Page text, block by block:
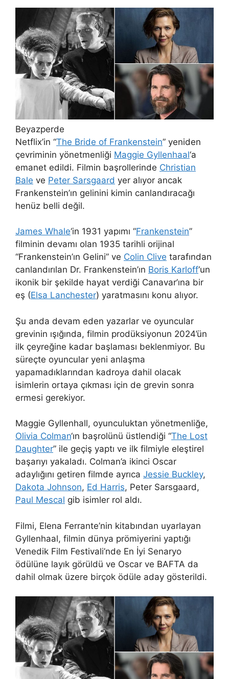
Beyazperde
Netflix’in “The Bride of Frankenstein” yeniden
çevriminin yönetmenliği Maggie Gyllenhaal‘a
emanet edildi. Filmin başrollerinde Christian
Bale ve Peter Sarsgaard yer alıyor ancak
Frankenstein’ın gelinini kimin canlandıracağı
henüz belli değil.
James Whale‘in 1931 yapımı “Frankenstein”
filminin devamı olan 1935 tarihli orijinal
“Frankenstein’ın Gelini” ve Colin Clive tarafından
canlandırılan Dr. Frankenstein’ın Boris Karloff‘un
ikonik bir şekilde hayat verdiği Canavar’ına bir
eş (Elsa Lanchester) yaratmasını konu alıyor.
Şu anda devam eden yazarlar ve oyuncular
grevinin ışığında, filmin prodüksiyonun 2024’ün
ilk çeyreğine kadar başlaması beklenmiyor. Bu
süreçte oyuncular yeni anlaşma
yapamadıklarından kadroya dahil olacak
isimlerin ortaya çıkması için de grevin sonra
ermesi gerekiyor.
Maggie Gyllenhall, oyunculuktan yönetmenliğe,
Olivia Colman‘ın başrolünü üstlendiği “The Lost
Daughter” ile geçiş yaptı ve ilk filmiyle eleştirel
başarıyı yakaladı. Colman’a ikinci Oscar
adaylığını getiren filmde ayrıca Jessie Buckley,
Dakota Johnson, Ed Harris, Peter Sarsgaard,
Paul Mescal gib isimler rol aldı.
Filmi, Elena Ferrante’nin kitabından uyarlayan
Gyllenhaal, filmin dünya prömiyerini yaptığı
Venedik Film Festivali’nde En İyi Senaryo
ödülüne layık görüldü ve Oscar ve BAFTA da
dahil olmak üzere birçok ödüle aday gösterildi.